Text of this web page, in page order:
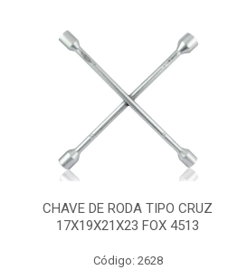
CHAVE DE RODA TIPO CRUZ
17X19X21X23 FOX 4513
Código: 2628